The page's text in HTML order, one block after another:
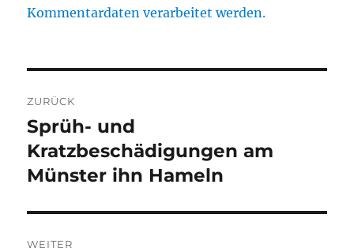
Kommentardaten verarbeitet werden.
ZURÜCK
Vorheriger
Beitrag:
Sprüh- und
Kratzbeschädigungen am
Münster ihn Hameln
WEITER